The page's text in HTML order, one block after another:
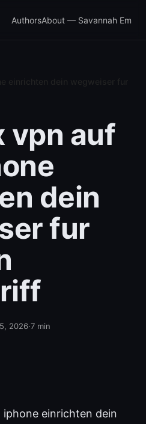
AuthorsAbout — Savannah Em
vpn auf
dein
fur
2026·7 min
einrichten dein